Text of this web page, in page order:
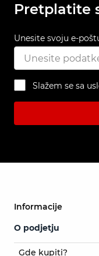
Pretplatite
Unesite svoju e-
Slažem se sa
Informacije
O podjetju
Gde kupiti?